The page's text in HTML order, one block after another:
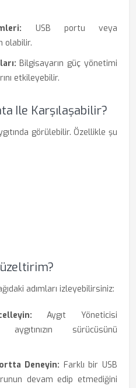
USB portu veya
olabilir.
Bilgisayarın güç yönetimi
etkileyebilir.
Ile Karşılaşabilir?
görülebilir. Özellikle şu
adımları izleyebilirsiniz:
Aygıt Yöneticisi
sürücüsünü
Deneyin: Farklı bir USB
devam edip etmediğini